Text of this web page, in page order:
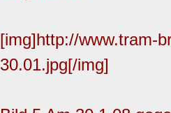
[img]http://www.tram-
30.01.jpg[/img]